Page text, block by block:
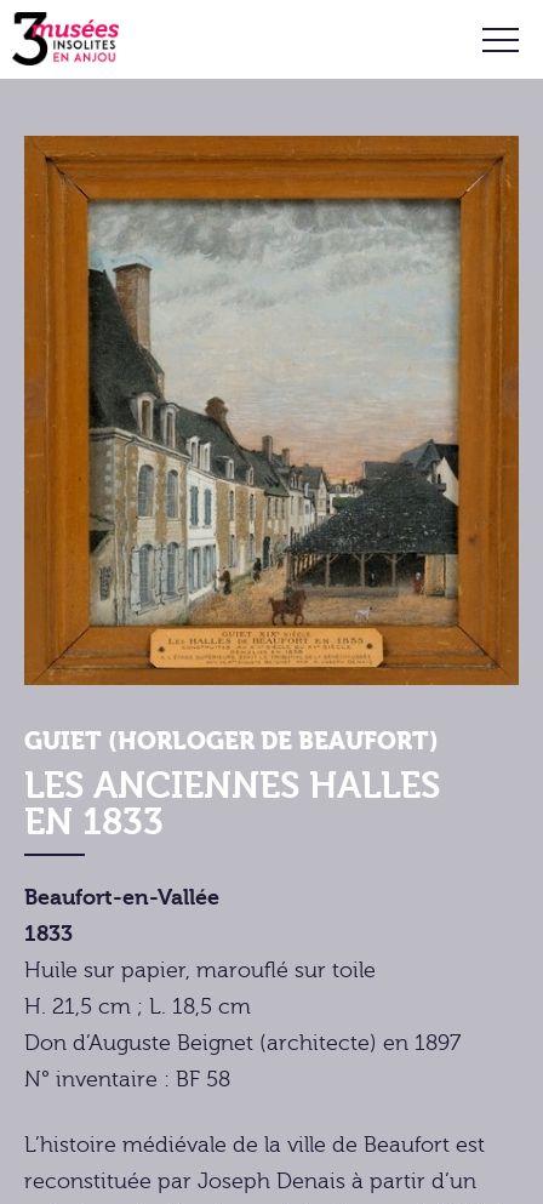
GUIET (HORLOGER DE BEAUFORT)
LES ANCIENNES HALLES
EN 1833
Beaufort-en-Vallée
1833
Huile sur papier, marouflé sur toile
H. 21,5 cm ; L. 18,5 cm
Don d’Auguste Beignet (architecte) en 1897
N° inventaire : BF 58
L’histoire médiévale de la ville de Beaufort est
reconstituée par Joseph Denais à partir d’un